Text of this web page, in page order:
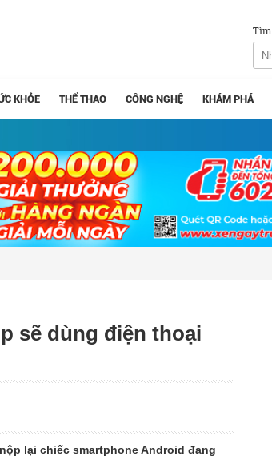
KHỎE THỂ THAO CÔNG NGHỆ KHÁM PHÁ
sẽ dùng điện thoại
lại chiếc smartphone Android đang